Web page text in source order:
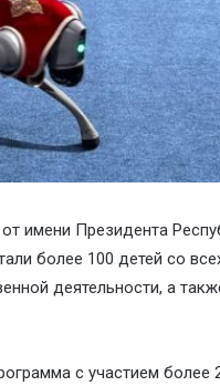
имени Президента
более 100 детей со
деятельности, а
с участием более